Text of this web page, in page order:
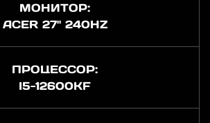
МОНИТОР:
ACER 27" 240HZ
ПРОЦЕССОР:
I5-12600KF